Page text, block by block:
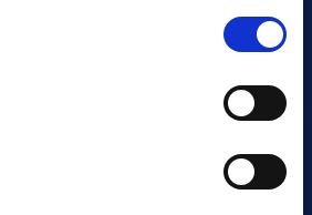
meddelade IFK Göteborg att
som huvudtränare i herrlaget har